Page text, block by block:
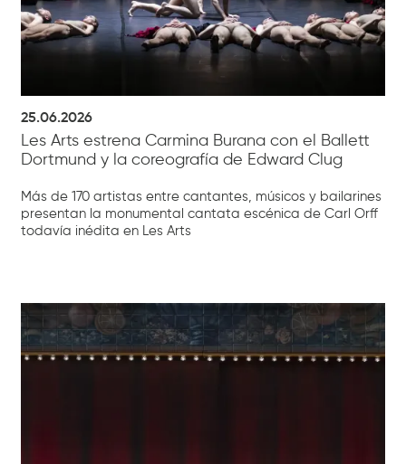
25.06.2026
Les Arts estrena Carmina Burana con el Ballett
Dortmund y la coreografía de Edward Clug
Más de 170 artistas entre cantantes, músicos y bailarines
presentan la monumental cantata escénica de Carl Orff
todavía inédita en Les Arts